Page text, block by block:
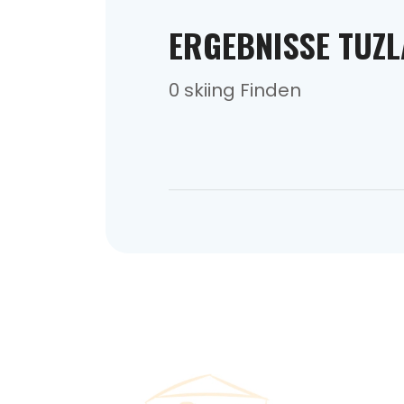
ERGEBNISSE
0 skiing Finden